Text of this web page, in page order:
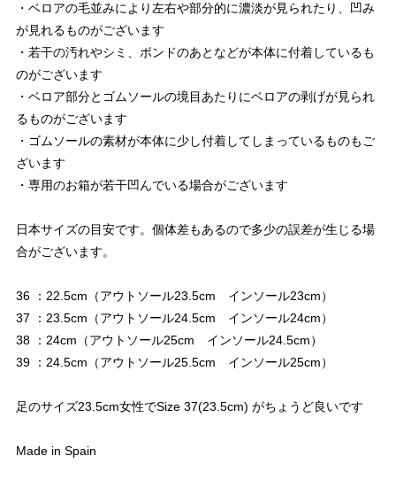
・ベロアの毛並みにより左右や部分的に濃淡が見られたり、凹み
が見れるものがございます
・若干の汚れやシミ、ボンドのあとなどが本体に付着しているも
のがございます
・ベロア部分とゴムソールの境目あたりにベロアの剥げが見られ
るものがございます
・ゴムソールの素材が本体に少し付着してしまっているものもご
ざいます
・専用のお箱が若干凹んでいる場合がございます
日本サイズの目安です。個体差もあるので多少の誤差が生じる場
合がございます。
36 ：22.5cm（アウトソール23.5cm インソール23cm）
37 ：23.5cm（アウトソール24.5cm インソール24cm）
38 ：24cm（アウトソール25cm インソール24.5cm）
39 ：24.5cm（アウトソール25.5cm インソール25cm）
足のサイズ23.5cm女性でSize 37(23.5cm) がちょうど良いです
Made in Spain